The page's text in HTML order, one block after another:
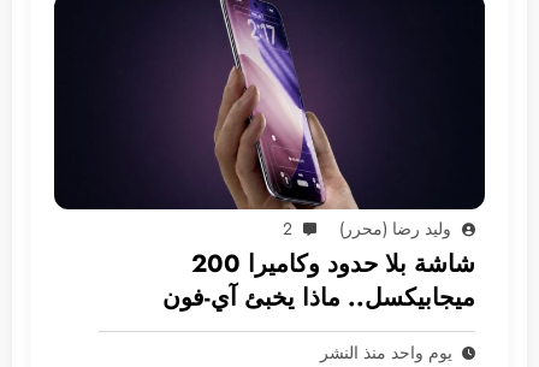
وليد رضا (محرر) 2
شاشة بلا حدود وكاميرا 200
ميجابيكسل.. ماذا يخبئ آي-فون
2028؟
يوم واحد منذ النشر